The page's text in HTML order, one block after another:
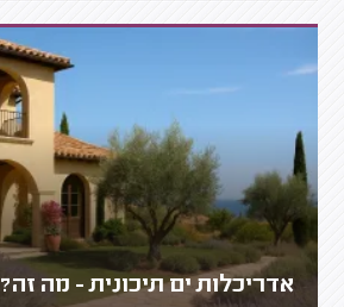
אדריכלות ים תיכונית - מה זה?